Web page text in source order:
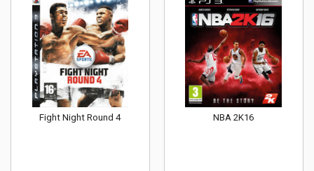
Fight Night Round 4 NBA 2K16